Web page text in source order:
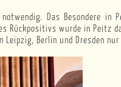
Das Besondere
wurde in Peitz
Berlin und Dresden